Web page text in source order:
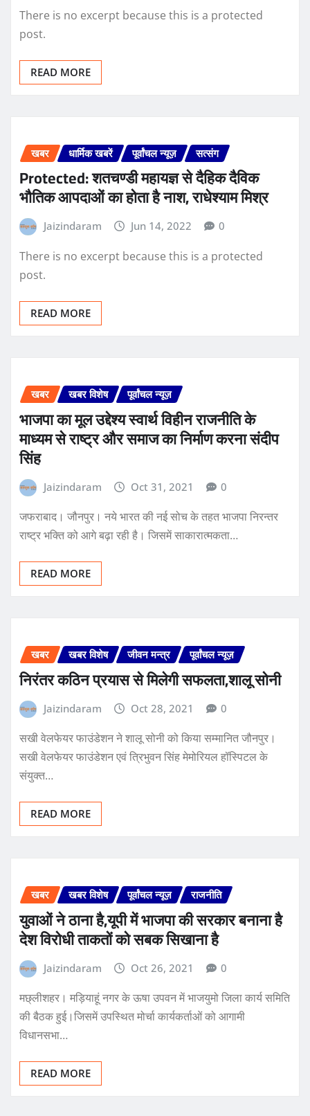
There is no excerpt because this is a protected
post.
READ MORE
खबर धार्मिक खबरें पूर्वांचल न्यूज़ सत्संग
Protected: शतचण्डी महायज्ञ से दैहिक दैविक
भौतिक आपदाओं का होता है नाश, राधेश्याम मिश्र
Jaizindaram Jun 14, 2022 0
There is no excerpt because this is a protected
post.
READ MORE
खबर खबर विशेष पूर्वांचल न्यूज़
भाजपा का मूल उद्देश्य स्वार्थ विहीन राजनीति के
माध्यम से राष्ट्र और समाज का निर्माण करना संदीप
सिंह
Jaizindaram Oct 31, 2021 0
जफराबाद। जौनपुर। नये भारत की नई सोच के तहत भाजपा निरन्तर
राष्ट्र भक्ति को आगे बढ़ा रही है। जिसमें साकारात्मकता…
READ MORE
खबर खबर विशेष जीवन मन्त्र पूर्वांचल न्यूज़
निरंतर कठिन प्रयास से मिलेगी सफलता,शालू सोनी
Jaizindaram Oct 28, 2021 0
सखी वेलफेयर फाउंडेशन ने शालू सोनी को किया सम्मानित जौनपुर।
सखी वेलफेयर फाउंडेशन एवं त्रिभुवन सिंह मेमोरियल हॉस्पिटल के
संयुक्त…
READ MORE
खबर खबर विशेष पूर्वांचल न्यूज़ राजनीति
युवाओं ने ठाना है,यूपी में भाजपा की सरकार बनाना है
देश विरोधी ताकतों को सबक सिखाना है
Jaizindaram Oct 26, 2021 0
मछ्लीशहर। मड़ियाहूं नगर के ऊषा उपवन में भाजयुमो जिला कार्य समिति
की बैठक हुई।जिसमें उपस्थित मोर्चा कार्यकर्ताओं को आगामी
विधानसभा…
READ MORE